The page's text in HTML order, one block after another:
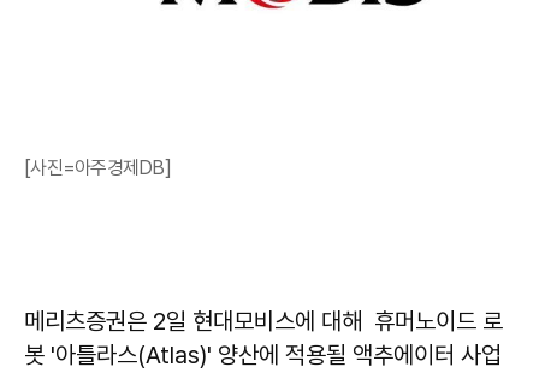
[사진=아주경제DB]
메리츠증권은 2일 현대모비스에 대해 휴머노이드 로
봇 '아틀라스(Atlas)' 양산에 적용될 액추에이터 사업